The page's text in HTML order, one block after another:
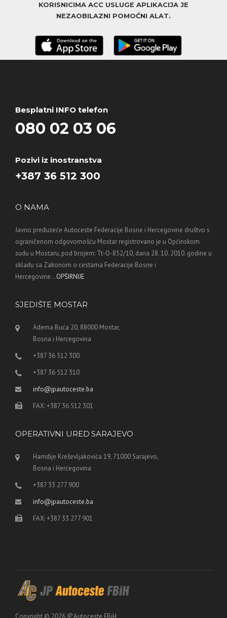
KORISNICIMA ACC USLUGE APLIKACIJA JE
NEZAOBILAZNI POMOĆNI ALAT.
Besplatni INFO telefon
080 02 03 06
Pozivi iz inostranstva
+387 36 512 300
O NAMA
Javno preduzeće Autoceste Federacije Bosne i Hercegovine društvo s
ograničenom odgovornošću Mostar registrovano je u Općinskom
sudu u Mostaru, pod brojem: Tt-O-852/10, dana 28. 10. 2010. godine u
skladu sa Zakonom o cestama Federacije Bosne i
Hercegovine...OPŠIRNIJE
SJEDIŠTE MOSTAR
Adema Buća 20, 88000 Mostar,
Bosna i Hercegovina
+387 36 512 300
+387 36 512 310
info@jpautoceste.ba
FAX: +387 36 512 301
OPERATIVNI URED SARAJEVO
Hamdije Kreševljakovića 19, 71000 Sarajevo,
Bosna i Hercegovina
+387 33 277 900
info@jpautoceste.ba
FAX: +387 33 277 901
Copyright © 2026 JP Autoceste FBiH